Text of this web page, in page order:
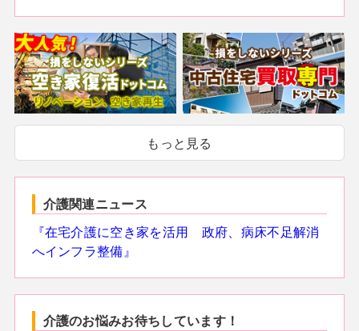
もっと見る
介護関連ニュース
『在宅介護に空き家を活用 政府、病床不足解消
へインフラ整備』
介護のお悩みお待ちしています！